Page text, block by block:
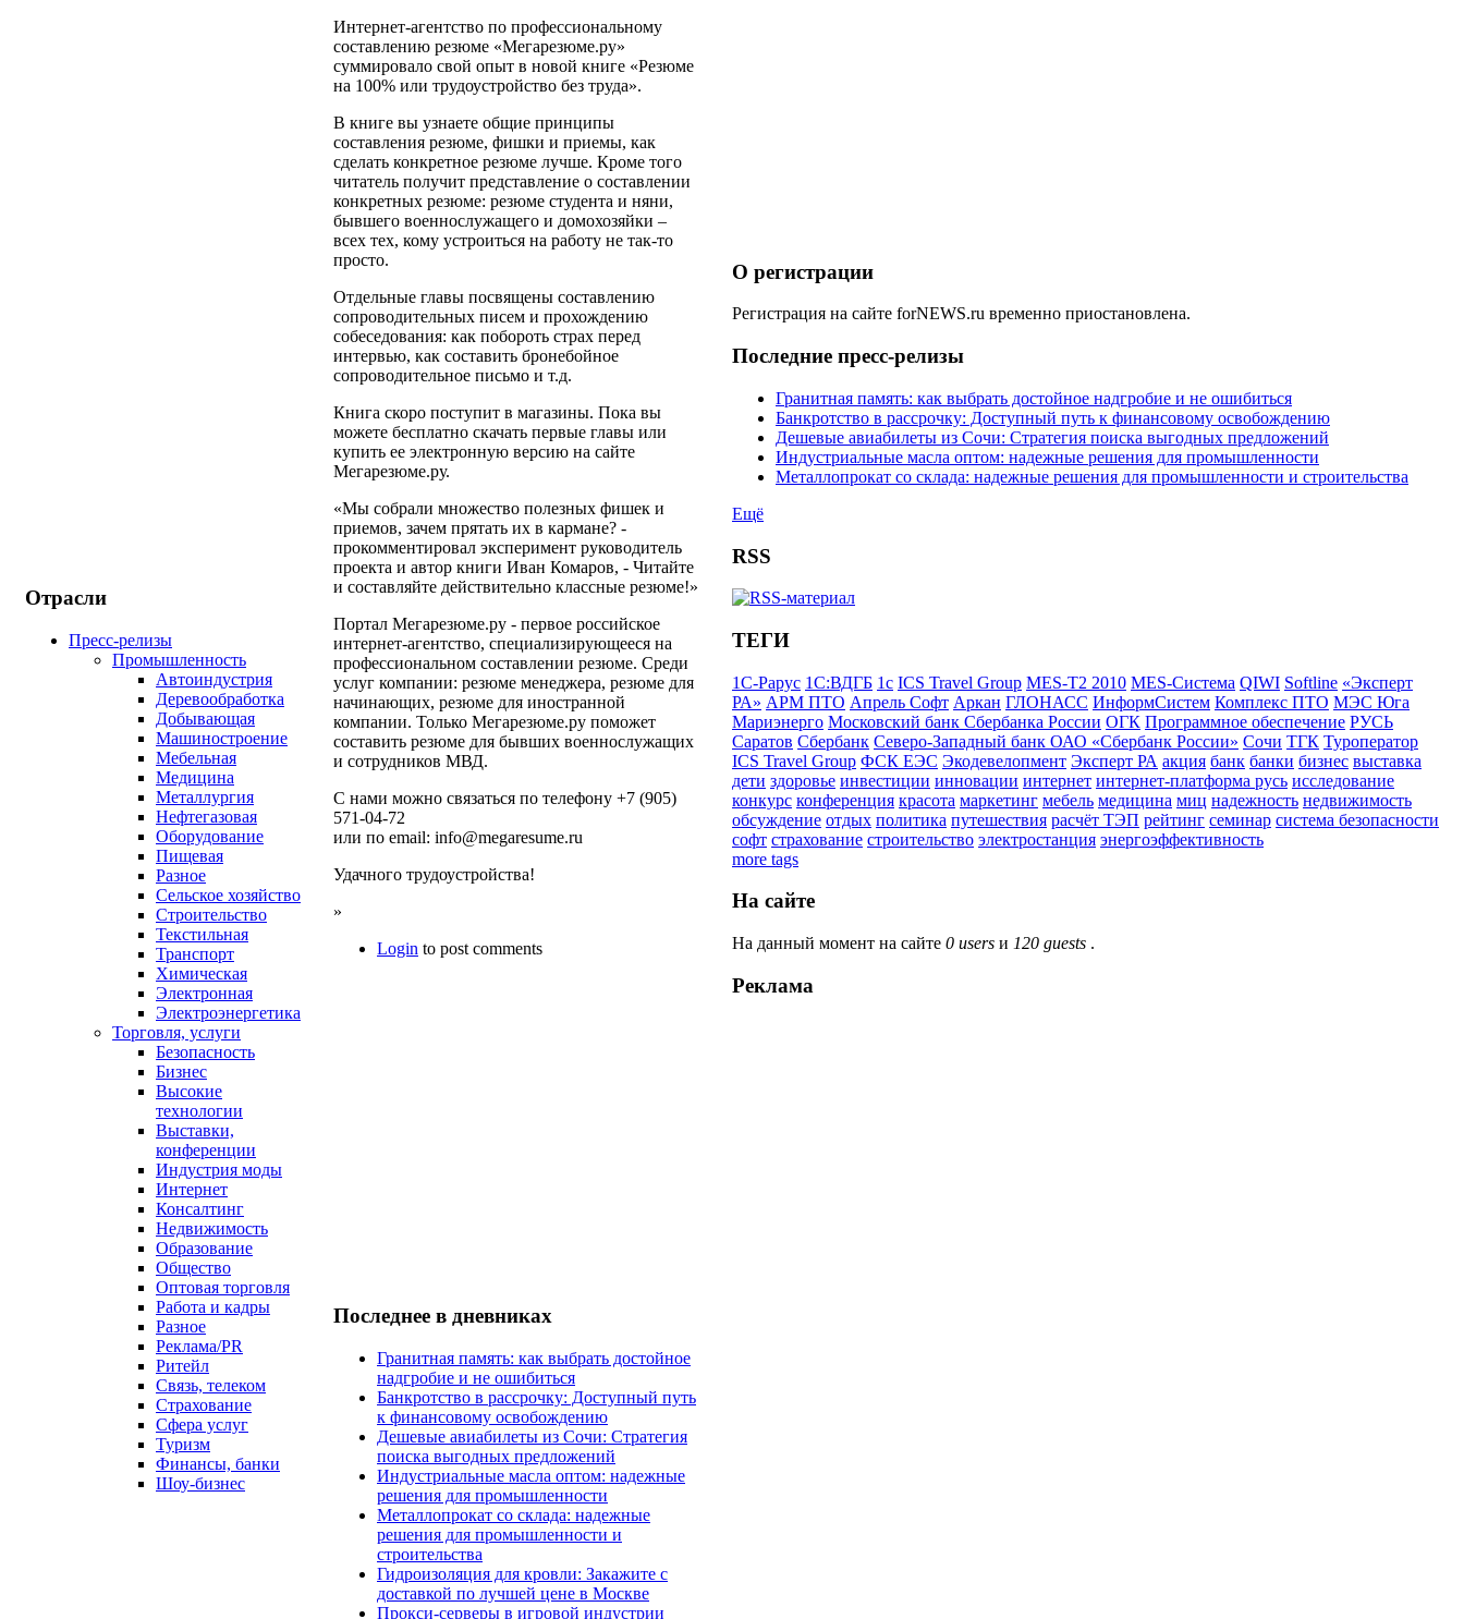
Отрасли
Пресс-релизы
Промышленность
Автоиндустрия
Деревообработка
Добывающая
Машиностроение
Мебельная
Медицина
Металлургия
Нефтегазовая
Оборудование
Пищевая
Разное
Сельское хозяйство
Строительство
Текстильная
Транспорт
Химическая
Электронная
Электроэнергетика
Торговля, услуги
Безопасность
Бизнес
Высокие
технологии
Выставки,
конференции
Индустрия моды
Интернет
Консалтинг
Недвижимость
Образование
Общество
Оптовая торговля
Работа и кадры
Разное
Реклама/PR
Ритейл
Связь, телеком
Страхование
Сфера услуг
Туризм
Финансы, банки
Шоу-бизнес
Интернет-агентство по профессиональному
составлению резюме «Мегарезюме.ру»
суммировало свой опыт в новой книге «Резюме
на 100% или трудоустройство без труда».
В книге вы узнаете общие принципы
составления резюме, фишки и приемы, как
сделать конкретное резюме лучше. Кроме того
читатель получит представление о составлении
конкретных резюме: резюме студента и няни,
бывшего военнослужащего и домохозяйки –
всех тех, кому устроиться на работу не так-то
просто.
Отдельные главы посвящены составлению
сопроводительных писем и прохождению
собеседования: как побороть страх перед
интервью, как составить бронебойное
сопроводительное письмо и т.д.
Книга скоро поступит в магазины. Пока вы
можете бесплатно скачать первые главы или
купить ее электронную версию на сайте
Мегарезюме.ру.
«Мы собрали множество полезных фишек и
приемов, зачем прятать их в кармане? -
прокомментировал эксперимент руководитель
проекта и автор книги Иван Комаров, - Читайте
и составляйте действительно классные резюме!»
Портал Мегарезюме.ру - первое российское
интернет-агентство, специализирующееся на
профессиональном составлении резюме. Среди
услуг компании: резюме менеджера, резюме для
начинающих, резюме для иностранной
компании. Только Мегарезюме.ру поможет
составить резюме для бывших военнослужащих
и сотрудников МВД.
С нами можно связаться по телефону +7 (905)
571-04-72
или по email: info@megaresume.ru
Удачного трудоустройства!
»
Login to post comments
Последнее в дневниках
Гранитная память: как выбрать достойное
надгробие и не ошибиться
Банкротство в рассрочку: Доступный путь
к финансовому освобождению
Дешевые авиабилеты из Сочи: Стратегия
поиска выгодных предложений
Индустриальные масла оптом: надежные
решения для промышленности
Металлопрокат со склада: надежные
решения для промышленности и
строительства
Гидроизоляция для кровли: Закажите с
доставкой по лучшей цене в Москве
Прокси-серверы в игровой индустрии
О регистрации
Регистрация на сайте forNEWS.ru временно приостановлена.
Последние пресс-релизы
Гранитная память: как выбрать достойное надгробие и не ошибиться
Банкротство в рассрочку: Доступный путь к финансовому освобождению
Дешевые авиабилеты из Сочи: Стратегия поиска выгодных предложений
Индустриальные масла оптом: надежные решения для промышленности
Металлопрокат со склада: надежные решения для промышленности и строительства
Ещё
RSS
ТЕГИ
1С-Рарус 1С:ВДГБ 1с ICS Travel Group MES-T2 2010 MES-Система QIWI Softline «Эксперт
РА» АРМ ПТО Апрель Софт Аркан ГЛОНАСС ИнформСистем Комплекс ПТО МЭС Юга
Мариэнерго Московский банк Сбербанка России ОГК Программное обеспечение РУСЬ
Саратов Сбербанк Северо-Западный банк ОАО «Сбербанк России» Сочи ТГК Туроператор
ICS Travel Group ФСК ЕЭС Экодевелопмент Эксперт РА акция банк банки бизнес выставка
дети здоровье инвестиции инновации интернет интернет-платформа русь исследование
конкурс конференция красота маркетинг мебель медицина миц надежность недвижимость
обсуждение отдых политика путешествия расчёт ТЭП рейтинг семинар система безопасности
софт страхование строительство электростанция энергоэффективность
more tags
На сайте
На данный момент на сайте 0 users и 120 guests .
Реклама